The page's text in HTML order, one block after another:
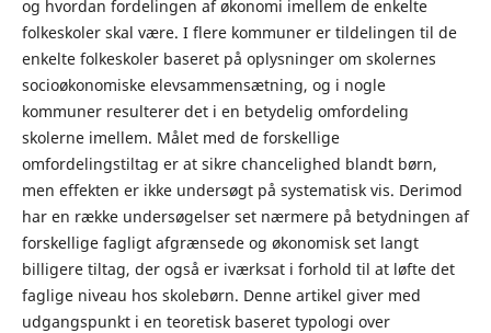
og hvordan fordelingen af økonomi imellem de enkelte
folkeskoler skal være. I flere kommuner er tildelingen til de
enkelte folkeskoler baseret på oplysninger om skolernes
socioøkonomiske elevsammensætning, og i nogle
kommuner resulterer det i en betydelig omfordeling
skolerne imellem. Målet med de forskellige
omfordelingstiltag er at sikre chancelighed blandt børn,
men effekten er ikke undersøgt på systematisk vis. Derimod
har en række undersøgelser set nærmere på betydningen af
forskellige fagligt afgrænsede og økonomisk set langt
billigere tiltag, der også er iværksat i forhold til at løfte det
faglige niveau hos skolebørn. Denne artikel giver med
udgangspunkt i en teoretisk baseret typologi over